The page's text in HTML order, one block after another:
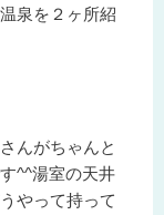
泉を２ヶ所紹
んがちゃんと
^^湯室の天井
やって持って